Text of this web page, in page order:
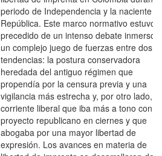
periodo de Independencia y la naciente
República. Este marco normativo estuvo
precedido de un intenso debate inmerso
un complejo juego de fuerzas entre dos
tendencias: la postura conservadora
heredada del antiguo régimen que
propendía por la censura previa y una
vigilancia más estrecha y, por otro lado,
corriente liberal que iba más a tono con el
proyecto republicano en ciernes y que
abogaba por una mayor libertad de
expresión. Los avances en materia de